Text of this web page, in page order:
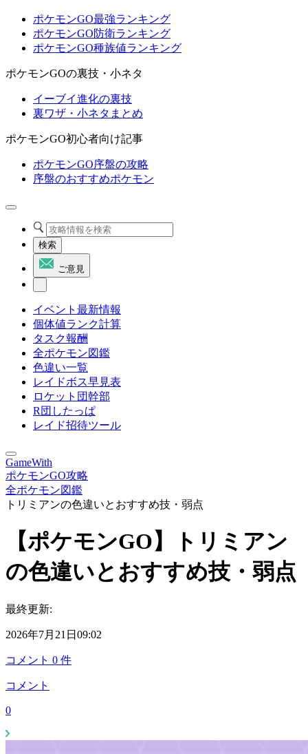
ポケモンGO最強ランキング
ポケモンGO防衛ランキング
ポケモンGO種族値ランキング
ポケモンGOの裏技・小ネタ
イーブイ進化の裏技
裏ワザ・小ネタまとめ
ポケモンGO初心者向け記事
ポケモンGO序盤の攻略
序盤のおすすめポケモン
検索
ご意見
イベント最新情報
個体値ランク計算
タスク報酬
全ポケモン図鑑
色違い一覧
レイドボス早見表
ロケット団幹部
R団したっぱ
レイド招待ツール
GameWith
ポケモンGO攻略
全ポケモン図鑑
トリミアンの色違いとおすすめ技・弱点
【ポケモンGO】トリミアン
の色違いとおすすめ技・弱点
最終更新:
2026年7月21日09:02
コメント 0 件
コメント
0